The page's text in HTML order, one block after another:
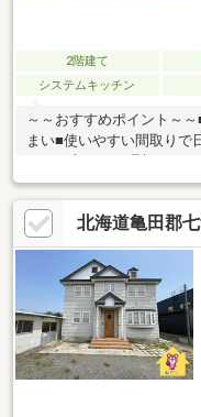
2階建て
システムキッチン
～～おすすめポイント～
まい■使いやすい間取りで
さを両立した、理想のフ
ソン・・・10分■ツルハド
ト・・・14分■スーパー
ンご用意しております
コース(1h~)/サクッとコ
「イベント情報」をご覧く
北海道亀田郡